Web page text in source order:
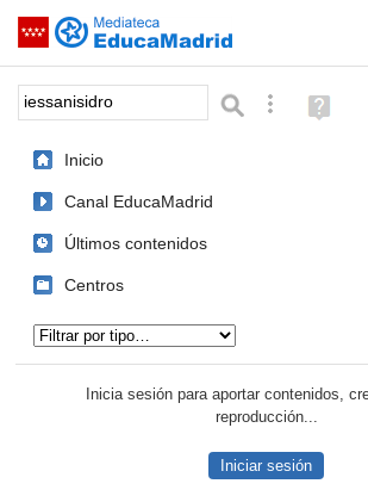
Saltar navegación
Palabra o frase: BúsquedaAyuda
(en
Inicio
Canal EducaMadrid
Últimos contenidos
Centros
Inicia sesión para aportar contenidos,
reproducción...
Iniciar sesión